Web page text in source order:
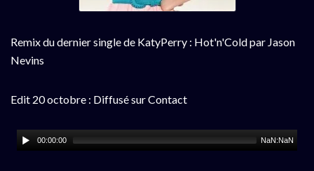
Remix du dernier single de KatyPerry : Hot'n'Cold par Jason
Nevins
Edit 20 octobre : Diffusé sur Contact
00:00:00 NaN:NaN